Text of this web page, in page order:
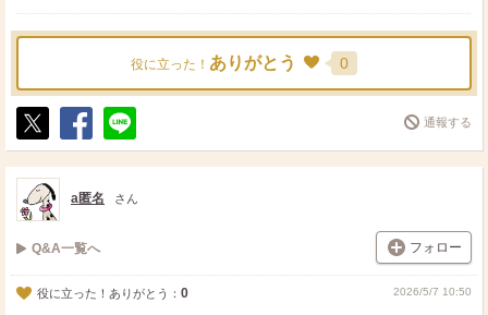
役に立った！ ありがとう 0
ポ
ス
ト
シ
ェ
送
る
通報する
a匿名 さん
Q&A一覧へ フォロー
役に立った！ありがとう： 0 2026/5/7 10:50